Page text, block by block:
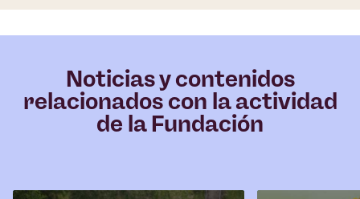
Noticias y contenidos
relacionados con la actividad
de la Fundación